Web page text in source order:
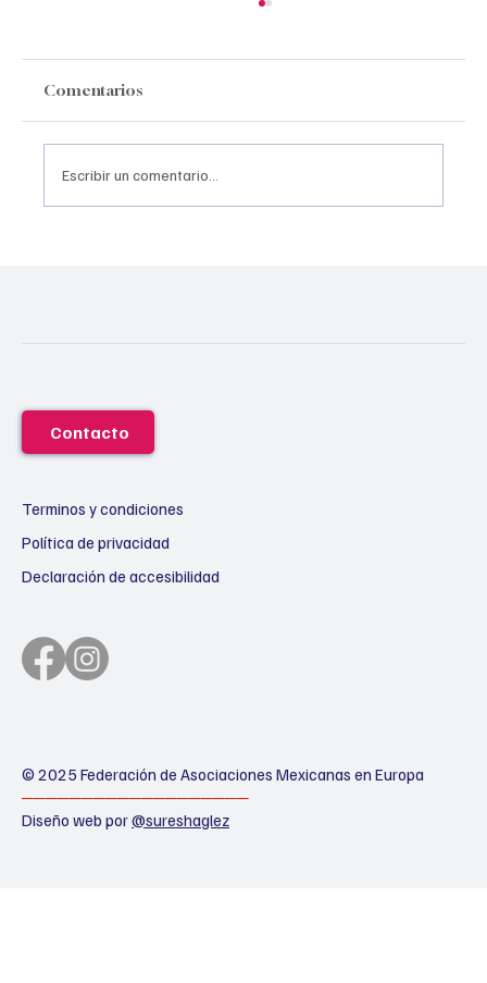
Comentarios
Escribir un comentario...
Contacto
Terminos y condiciones
Política de privacidad
Declaración de accesibilidad
© 2025 Federación de Asociaciones Mexicanas en Europa
───────────────────
Diseño web por@sureshaglez